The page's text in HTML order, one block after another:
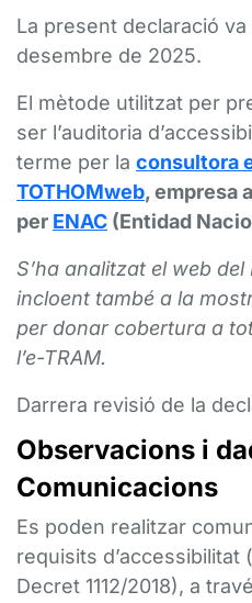
La present declaració
desembre de 2025.
El mètode utilitzat per
ser l’auditoria
terme per la consultora
TOTHOMweb, empresa
per ENAC (Entidad
S’ha analitzat el web
incloent també a la
per donar cobertura a
l’e-TRAM.
Darrera revisió de la
Observacions i
Comunicacions
Es poden realitzar
requisits d’accessibilitat
Decret 1112/2018), a